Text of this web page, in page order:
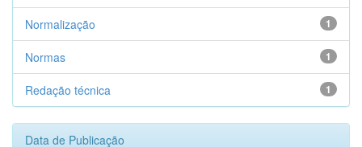
1
Normalização
1
Normas
1
Redação técnica
Data de Publicação